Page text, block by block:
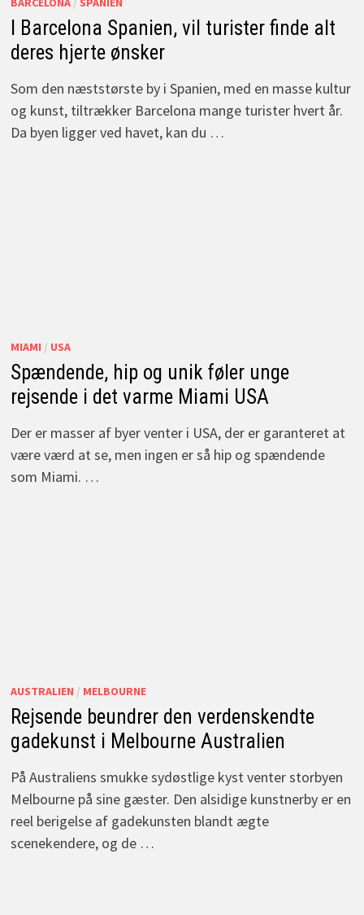
I Barcelona Spanien, vil turister finde alt
deres hjerte ønsker
Som den næststørste by i Spanien, med en masse kultur
og kunst, tiltrækker Barcelona mange turister hvert år.
Da byen ligger ved havet, kan du …
MIAMI / USA
Spændende, hip og unik føler unge
rejsende i det varme Miami USA
Der er masser af byer venter i USA, der er garanteret at
være værd at se, men ingen er så hip og spændende
som Miami. …
AUSTRALIEN / MELBOURNE
Rejsende beundrer den verdenskendte
gadekunst i Melbourne Australien
På Australiens smukke sydøstlige kyst venter storbyen
Melbourne på sine gæster. Den alsidige kunstnerby er en
reel berigelse af gadekunsten blandt ægte
scenekendere, og de …